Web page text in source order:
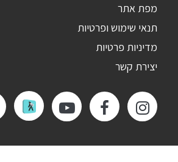
מפת אתר
תנאי שימוש ופרטיות
מדיניות פרטיות
יצירת קשר